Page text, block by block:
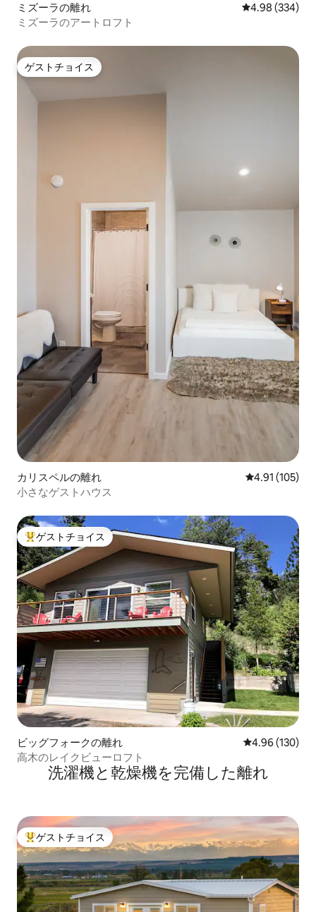
ミズーラの離れ レビュー334
4.98 (334)
ミズーラのアートロフト
ゲストチョイス
ゲストチョイス
カリスペルの離れ レビュー105
4.91 (105)
小さなゲストハウス
大好評のゲストチョイスです。
ゲストチョイス
ビッグフォークの離れ レビュー130
4.96 (130)
高木のレイクビューロフト
洗濯機と乾燥機を完備した離れ
大好評のゲストチョイスです。
ゲストチョイス